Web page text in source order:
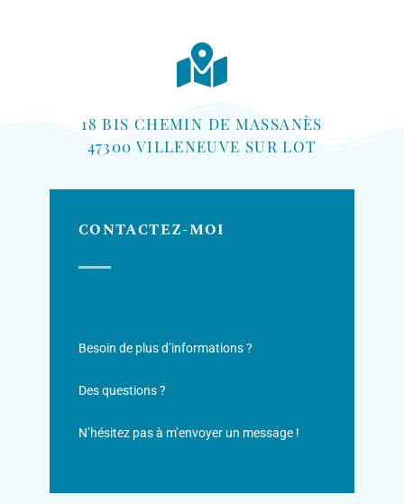
18 BIS CHEMIN DE MASSANÈS
47300 VILLENEUVE SUR LOT
CONTACTEZ-MOI
Besoin de plus d’informations ?
Des questions ?
N’hésitez pas à m’envoyer un message !